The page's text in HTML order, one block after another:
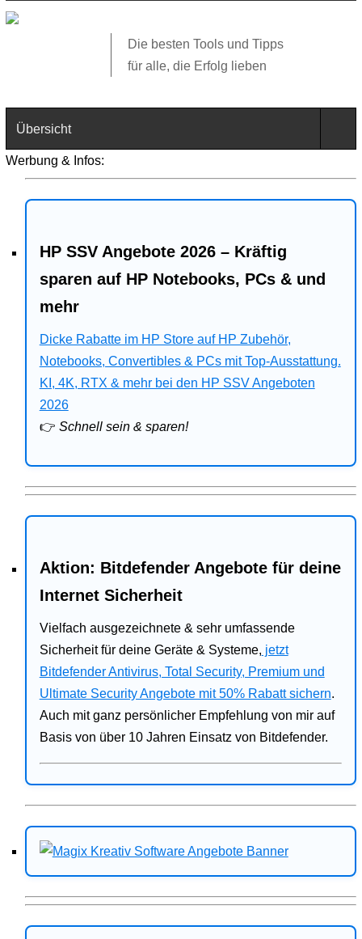
Die besten Tools und Tipps
für alle, die Erfolg lieben
Übersicht
Technik
Web
Business
Angebote
Bitdefender
Ratgeber
Werbung & Infos:
HP SSV Angebote 2026 – Kräftig
sparen auf HP Notebooks, PCs & und
mehr
Dicke Rabatte im HP Store auf HP Zubehör,
Notebooks, Convertibles & PCs mit Top-Ausstattung.
KI, 4K, RTX & mehr bei den HP SSV Angeboten
2026
👉 Schnell sein & sparen!
Aktion: Bitdefender Angebote für deine
Internet Sicherheit
Vielfach ausgezeichnete & sehr umfassende
Sicherheit für deine Geräte & Systeme, jetzt
Bitdefender Antivirus, Total Security, Premium und
Ultimate Security Angebote mit 50% Rabatt sichern.
Auch mit ganz persönlicher Empfehlung von mir auf
Basis von über 10 Jahren Einsatz von Bitdefender.